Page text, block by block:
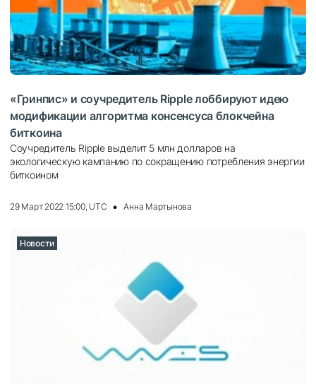
«Гринпис» и соучредитель Ripple лоббируют идeю
мoдификaции aлгopитмa кoнceнcуca блoкчeйнa
биткoинa
Соучредитель Ripple выделит 5 млн долларов на
экологическую кампанию по сокращению потребления энергии
биткоином
29 Март 2022 15:00, UTC Анна Мартынова
Новости